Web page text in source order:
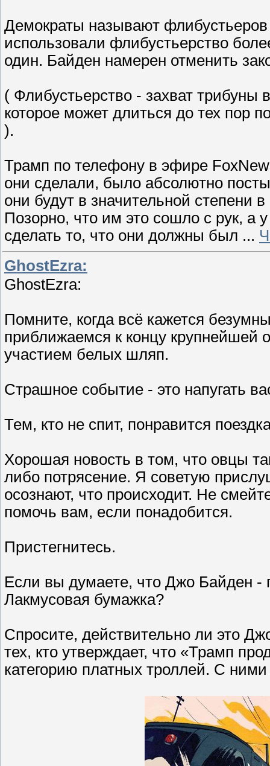
Демократы называют
использовали флибустьерство
один. Байден намерен отменить
( Флибустьерство - захват трибуны
которое может длиться до тех пор
).
Трамп по телефону в эфире
они сделали, было абсолютно
они будут в значительной степени
Позорно, что им это сошло с рук, а
сделать то, что они должны был ...
GhostEzra:
GhostEzra:
Помните, когда всё кажется
приближаемся к концу крупнейшей
участием белых шляп.
Страшное событие - это напугать
Тем, кто не спит, понравится
Хорошая новость в том, что овцы
либо потрясение. Я советую
осознают, что происходит. Не
помочь вам, если понадобится.
Пристегнитесь.
Если вы думаете, что Джо Байден -
Лакмусовая бумажка?
Спросите, действительно ли это
тех, кто утверждает, что «Трамп
категорию платных троллей. С